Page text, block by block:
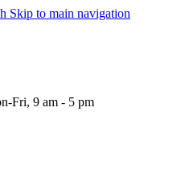
Skip to main navigation
Fri, 9 am - 5 pm